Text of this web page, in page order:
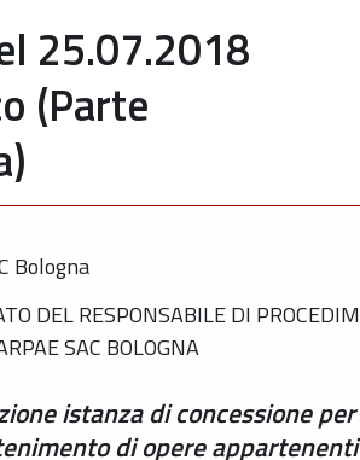
25.07.2018
(Parte
Bologna
DEL RESPONSABILE DI
SAC BOLOGNA
istanza di concessione
di opere